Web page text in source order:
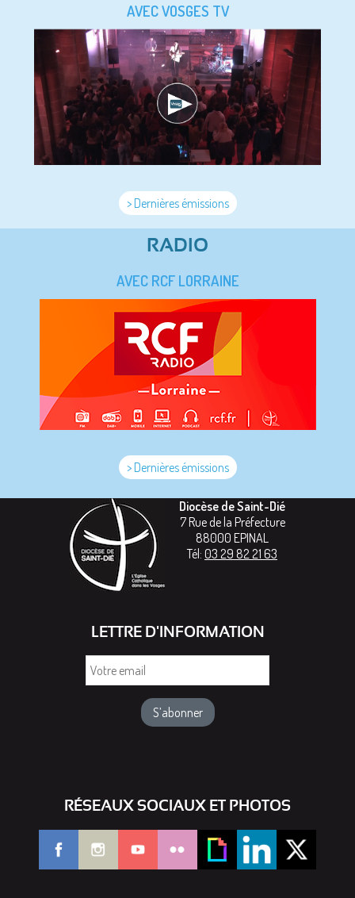
AVEC VOSGES TV
> Dernières émissions
RADIO
AVEC RCF LORRAINE
> Dernières émissions
Diocèse de Saint-Dié
7 Rue de la Préfecture
88000 EPINAL
Tél: 03 29 82 21 63
LETTRE D'INFORMATION
RÉSEAUX SOCIAUX ET PHOTOS